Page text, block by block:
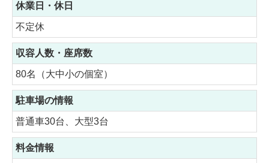
休業日・休日
不定休
収容人数・座席数
80名（大中小の個室）
駐車場の情報
普通車30台、大型3台
料金情報